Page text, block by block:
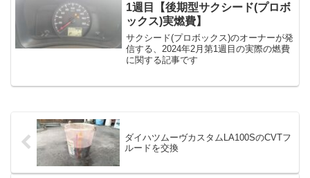
1週目【後期型サクシード(プロボ
ックス)実燃費】
サクシード(プロボックス)のオーナーが発
信する、2024年2月第1週目の実際の燃費
に関する記事です
ダイハツムーヴカスタムLA100SのCVTフ
ルードを交換